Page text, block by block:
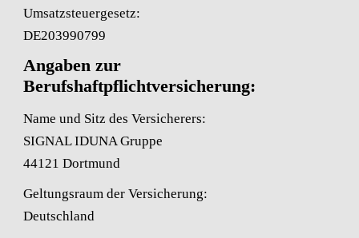
Umsatzsteuergesetz:
DE203990799
Angaben zur
Berufshaftpflichtversicherung:
Name und Sitz des Versicherers:
SIGNAL IDUNA Gruppe
44121 Dortmund
Geltungsraum der Versicherung:
Deutschland